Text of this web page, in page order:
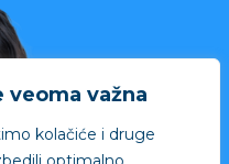
veoma važna
kolačiće i druge